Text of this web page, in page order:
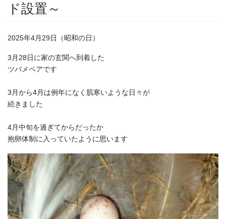
ド設置～
2025年4月29日（昭和の日）
3月28日に家の玄関へ到着した
ツバメペアです
3月から4月は例年になく肌寒いような日々が
続きました
4月中旬を過ぎてからだったか
抱卵体制に入っていたように思います